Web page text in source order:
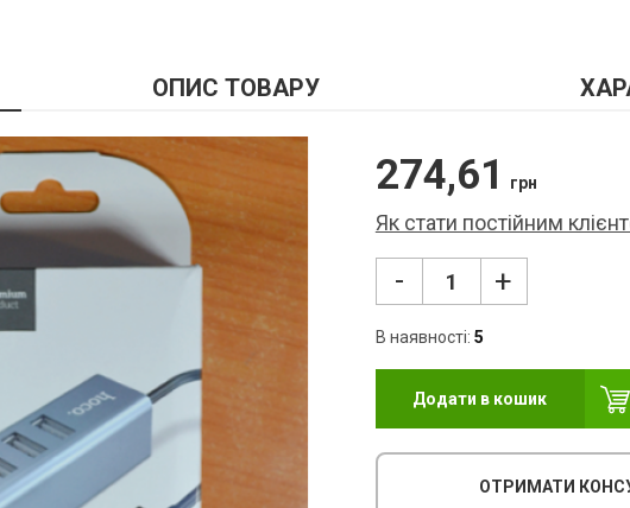
ОПИС ТОВАРУ
274,61 грн
Як стати постійним
- +
В наявності: 5
Додати в кошик
ОТРИМАТИ